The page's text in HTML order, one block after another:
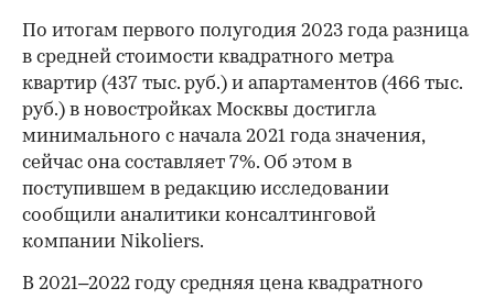
По итогам первого полугодия 2023 года разница
в средней стоимости квадратного метра
квартир (437 тыс. руб.) и апартаментов (466 тыс.
руб.) в новостройках Москвы достигла
минимального с начала 2021 года значения,
сейчас она составляет 7%. Об этом в
поступившем в редакцию исследовании
сообщили аналитики консалтинговой
компании Nikoliers.
В 2021–2022 году средняя цена квадратного